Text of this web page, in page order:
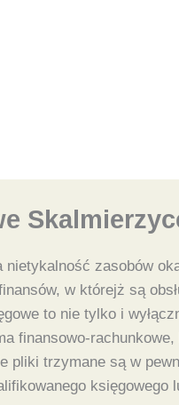
zasobów
w którejż są
to nie tylko i
finansowo-
pliki trzymane są w